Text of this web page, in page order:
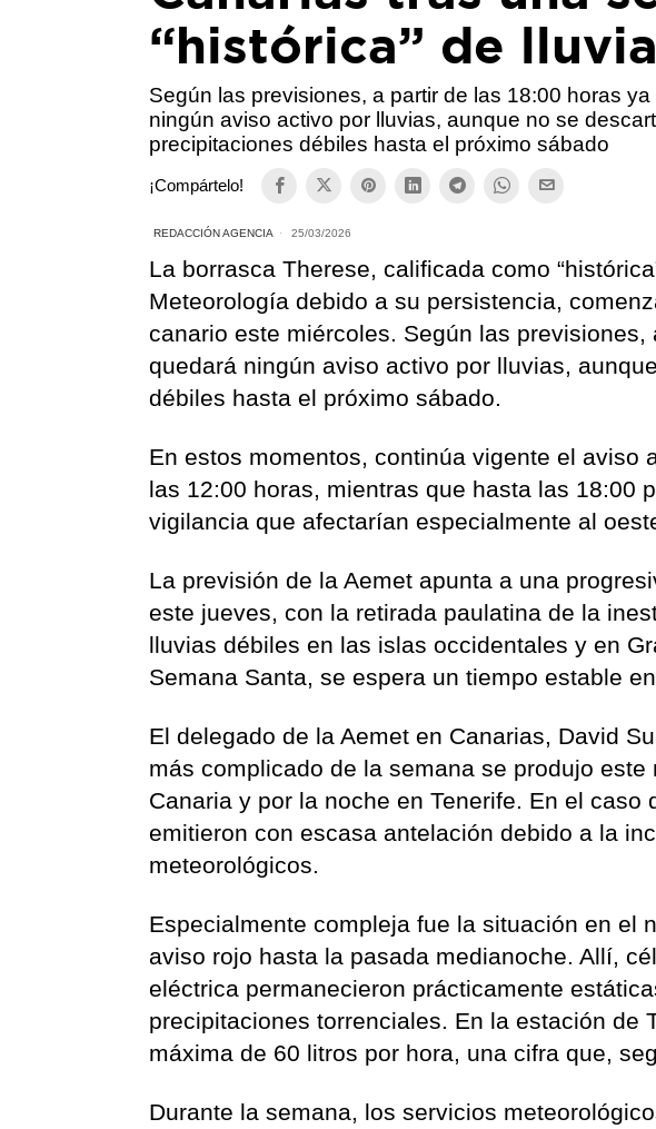
“histórica” de
Según las previsiones, a partir de las 18:00 horas
ningún aviso activo por lluvias, aunque no se
precipitaciones débiles hasta el próximo sábado
¡Compártelo!
REDACCIÓN AGENCIA 25/03/2026
La borrasca Therese, calificada como
Meteorología debido a su persistencia,
canario este miércoles. Según las
quedará ningún aviso activo por lluvias,
débiles hasta el próximo sábado.
En estos momentos, continúa vigente el aviso
las 12:00 horas, mientras que hasta las 18:00
vigilancia que afectarían especialmente al
La previsión de la Aemet apunta a una
este jueves, con la retirada paulatina de la
lluvias débiles en las islas occidentales y en
Semana Santa, se espera un tiempo estable
El delegado de la Aemet en Canarias, David
más complicado de la semana se produjo
Canaria y por la noche en Tenerife. En el caso
emitieron con escasa antelación debido a la
meteorológicos.
Especialmente compleja fue la situación en el
aviso rojo hasta la pasada medianoche. Allí,
eléctrica permanecieron prácticamente
precipitaciones torrenciales. En la estación de
máxima de 60 litros por hora, una cifra que,
Durante la semana, los servicios